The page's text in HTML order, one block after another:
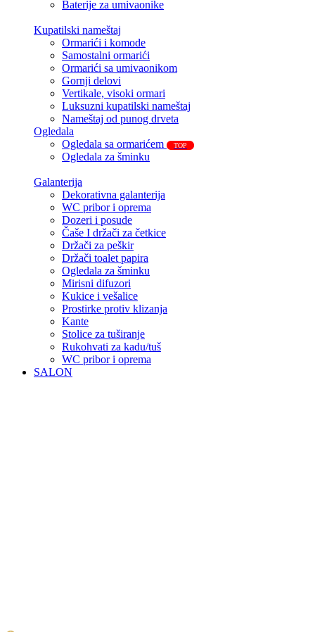
Baterije za umivaonike
Kupatilski nameštaj
Ormarići i komode
Samostalni ormarići
Ormarići sa umivaonikom
Gornji delovi
Vertikale, visoki ormari
Luksuzni kupatilski nameštaj
Nameštaj od punog drveta
Ogledala
Ogledala sa ormarićem
TOP
Ogledala za šminku
Galanterija
Dekorativna galanterija
WC pribor i oprema
Dozeri i posude
Čaše I držači za četkice
Držači za peškir
Držači toalet papira
Ogledala za šminku
Mirisni difuzori
Kukice i vešalice
Prostirke protiv klizanja
Kante
Stolice za tuširanje
Rukohvati za kadu/tuš
WC pribor i oprema
SALON